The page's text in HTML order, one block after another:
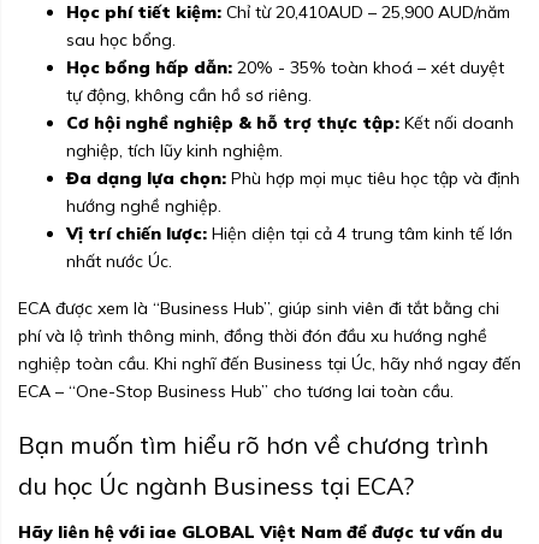
Học phí tiết kiệm: Chỉ từ 20,410AUD – 25,900 AUD/năm
sau học bổng.
Học bổng hấp dẫn: 20% - 35% toàn khoá – xét duyệt
tự động, không cần hồ sơ riêng.
Cơ hội nghề nghiệp & hỗ trợ thực tập: Kết nối doanh
nghiệp, tích lũy kinh nghiệm.
Đa dạng lựa chọn: Phù hợp mọi mục tiêu học tập và định
hướng nghề nghiệp.
Vị trí chiến lược: Hiện diện tại cả 4 trung tâm kinh tế lớn
nhất nước Úc.
ECA được xem là “Business Hub”, giúp sinh viên đi tắt bằng chi
phí và lộ trình thông minh, đồng thời đón đầu xu hướng nghề
nghiệp toàn cầu. Khi nghĩ đến Business tại Úc, hãy nhớ ngay đến
ECA – “One-Stop Business Hub” cho tương lai toàn cầu.
Bạn muốn tìm hiểu rõ hơn về chương trình
du học Úc ngành Business tại ECA?
Hãy liên hệ với iae GLOBAL Việt Nam để được tư vấn du